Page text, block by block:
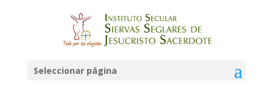
Seleccionar página
logo-jisa-argentina